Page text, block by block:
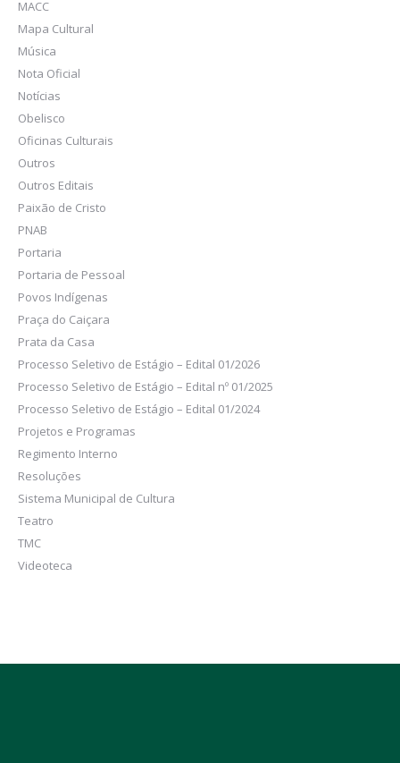
MACC
Mapa Cultural
Música
Nota Oficial
Notícias
Obelisco
Oficinas Culturais
Outros
Outros Editais
Paixão de Cristo
PNAB
Portaria
Portaria de Pessoal
Povos Indígenas
Praça do Caiçara
Prata da Casa
Processo Seletivo de Estágio – Edital 01/2026
Processo Seletivo de Estágio – Edital nº 01/2025
Processo Seletivo de Estágio – Edital 01/2024
Projetos e Programas
Regimento Interno
Resoluções
Sistema Municipal de Cultura
Teatro
TMC
Videoteca